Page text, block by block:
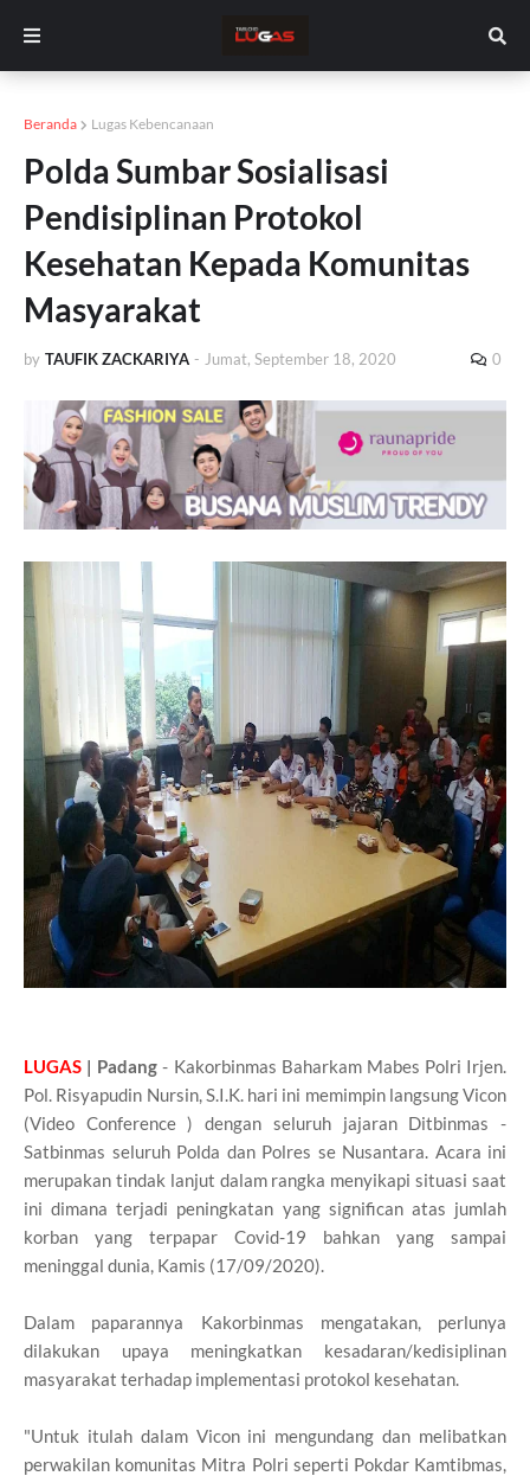
Beranda Lugas Kebencanaan
Polda Sumbar Sosialisasi
Pendisiplinan Protokol
Kesehatan Kepada Komunitas
Masyarakat
by TAUFIK ZACKARIYA - Jumat, September 18, 2020 0
LUGAS | Padang - Kakorbinmas Baharkam Mabes Polri Irjen.
Pol. Risyapudin Nursin, S.I.K. hari ini memimpin langsung Vicon
(Video Conference ) dengan seluruh jajaran Ditbinmas -
Satbinmas seluruh Polda dan Polres se Nusantara. Acara ini
merupakan tindak lanjut dalam rangka menyikapi situasi saat
ini dimana terjadi peningkatan yang significan atas jumlah
korban yang terpapar Covid-19 bahkan yang sampai
meninggal dunia, Kamis (17/09/2020).
Dalam paparannya Kakorbinmas mengatakan, perlunya
dilakukan upaya meningkatkan kesadaran/kedisiplinan
masyarakat terhadap implementasi protokol kesehatan.
"Untuk itulah dalam Vicon ini mengundang dan melibatkan
perwakilan komunitas Mitra Polri seperti Pokdar Kamtibmas,